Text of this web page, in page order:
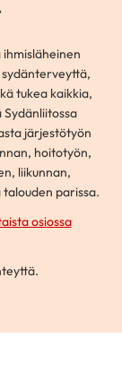
tukea kaikkia,
Sydänliitossa
järjestötyön
hoitotyön,
liikunnan,
parissa.
osiossa